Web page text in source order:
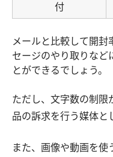
付
メールと比較して開封
セージのやり取りなど
とができるでしょう。
ただし、文字数の制限
品の訴求を行う媒体と
また、画像や動画を